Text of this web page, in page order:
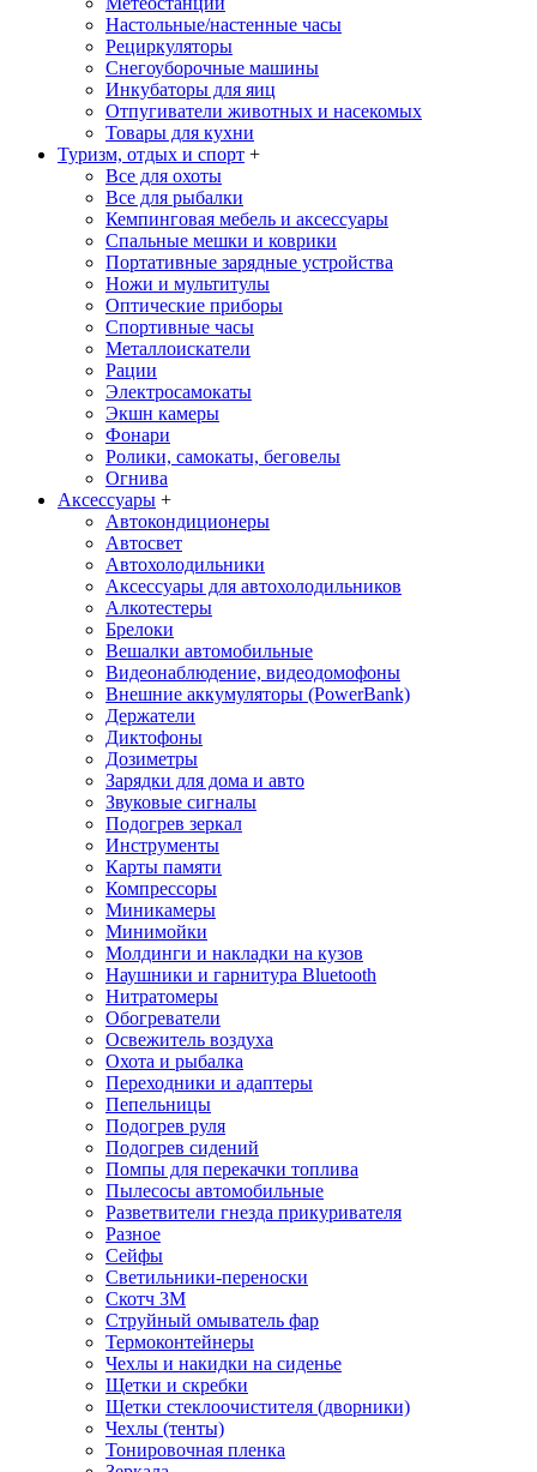
Настольные/настенные часы
Рециркуляторы
Снегоуборочные машины
Инкубаторы для яиц
Отпугиватели животных и насекомых
Товары для кухни
Туризм, отдых и спорт +
Все для охоты
Все для рыбалки
Кемпинговая мебель и аксессуары
Спальные мешки и коврики
Портативные зарядные устройства
Ножи и мультитулы
Оптические приборы
Спортивные часы
Металлоискатели
Рации
Электросамокаты
Экшн камеры
Фонари
Ролики, самокаты, беговелы
Огнива
Аксессуары +
Автокондиционеры
Aвтосвет
Автохолодильники
Аксессуары для автохолодильников
Алкотестеры
Брелоки
Вешалки автомобильные
Видеонаблюдение, видеодомофоны
Внешние аккумуляторы (PowerBank)
Держатели
Диктофоны
Дозиметры
Зарядки для дома и авто
Звуковые сигналы
Подогрев зеркал
Инструменты
Карты памяти
Компрессоры
Миникамеры
Минимойки
Молдинги и накладки на кузов
Наушники и гарнитура Bluetooth
Нитратомеры
Обогреватели
Освежитель воздуха
Охота и рыбалка
Переходники и адаптеры
Пепельницы
Подогрев руля
Подогрев сидений
Помпы для перекачки топлива
Пылесосы автомобильные
Разветвители гнезда прикуривателя
Разное
Сейфы
Светильники-переноски
Скотч 3М
Струйный омыватель фар
Термоконтейнеры
Чехлы и накидки на сиденье
Щетки и скребки
Щетки стеклоочистителя (дворники)
Чехлы (тенты)
Тонировочная пленка